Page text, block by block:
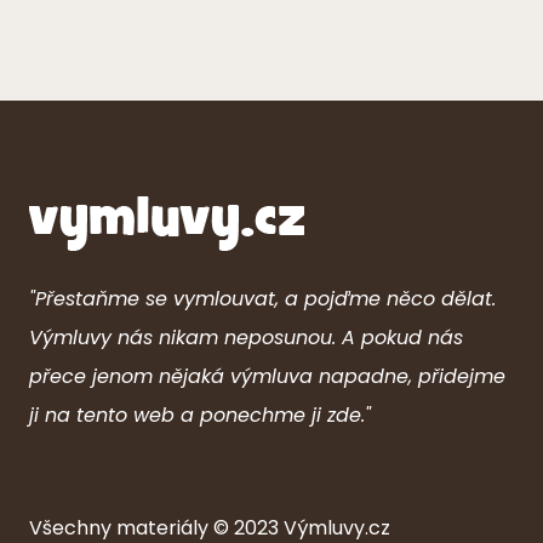
"Přestaňme se vymlouvat, a pojďme něco dělat.
Výmluvy nás nikam neposunou. A pokud nás
přece jenom nějaká výmluva napadne, přidejme
ji na tento web a ponechme ji zde."
Všechny materiály © 2023Výmluvy.cz